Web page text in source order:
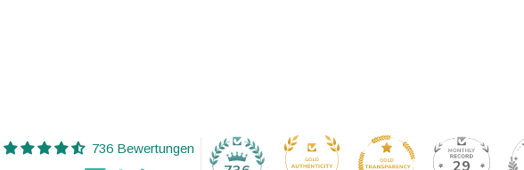
736 Bewertungen